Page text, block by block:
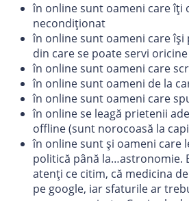
în online sunt oameni care îți
necondiționat
în online sunt oameni care își
din care se poate servi
în online sunt oameni care
în online sunt oameni de la
în online sunt oameni care
în online se leagă prietenii
offline (sunt norocoasă la
în online sunt și oameni care
politică până la…astronomie.
atenți ce citim, că medicina
pe google, iar sfaturile ar